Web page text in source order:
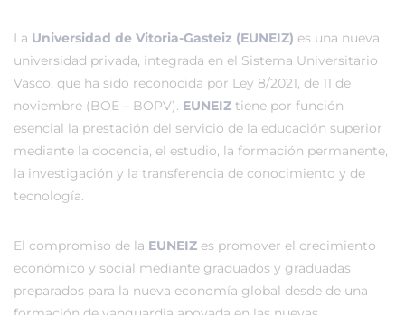
La Universidad de Vitoria-Gasteiz (EUNEIZ) es una nueva
universidad privada, integrada en el Sistema Universitario
Vasco, que ha sido reconocida por Ley 8/2021, de 11 de
noviembre (BOE – BOPV). EUNEIZ tiene por función
esencial la prestación del servicio de la educación superior
mediante la docencia, el estudio, la formación permanente,
la investigación y la transferencia de conocimiento y de
tecnología.
El compromiso de la EUNEIZ es promover el crecimiento
económico y social mediante graduados y graduadas
preparados para la nueva economía global desde de una